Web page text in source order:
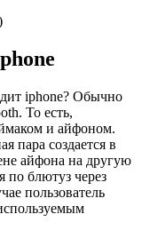
iphone? Обычно
То есть,
и айфоном.
пара создается в
айфона на другую
по блютуз через
пользователь